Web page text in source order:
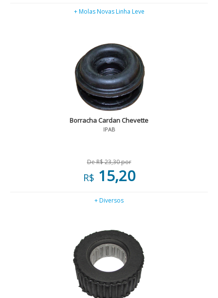
+ Molas Novas Linha Leve
Borracha Cardan Chevette
IPAB
De R$ 23,30 por
R$ 15,20
+ Diversos